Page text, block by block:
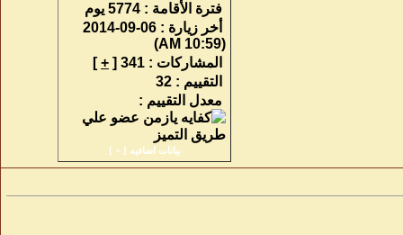
فترة الأقامة : 5774 يوم
أخر زيارة :
06-09-2014
(10:59 AM)
المشاركات : 341 [
+
]
التقييم : 32
معدل التقييم :
بيانات اضافيه [+
]